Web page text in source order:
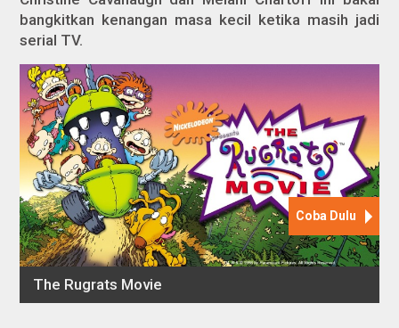
bangkitkan kenangan masa kecil ketika masih jadi
serial TV.